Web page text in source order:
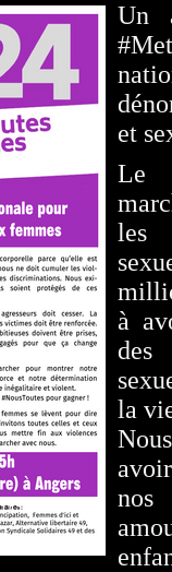
Un
et
Le
les
à
la
nos